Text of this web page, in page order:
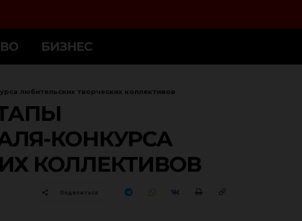
БИЗНЕС
любительских творческих коллективов
КОНКУРСА
КОЛЛЕКТИВОВ
Поделиться